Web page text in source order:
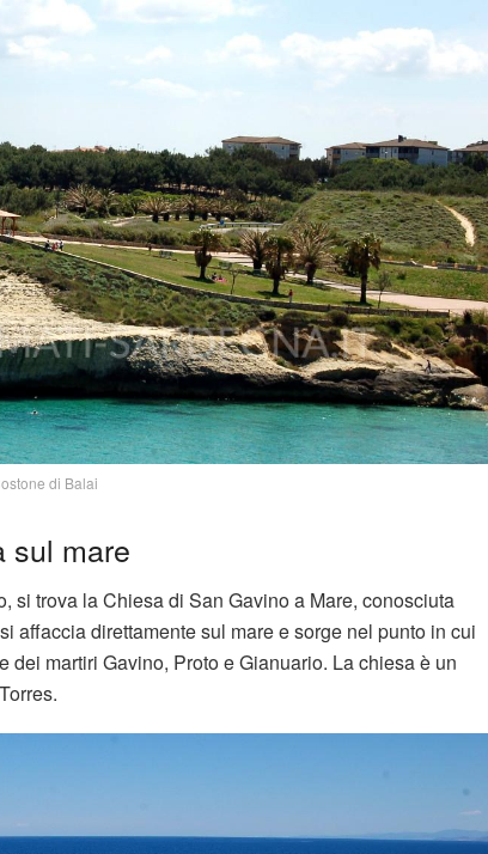
di Balai
sul mare
si trova la Chiesa di San Gavino a Mare, conosciuta
affaccia direttamente sul mare e sorge nel punto in cui
martiri Gavino, Proto e Gianuario. La chiesa è un